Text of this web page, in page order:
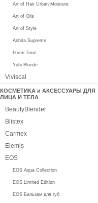
Art of Hair Urban Moisture
Art of Oils
Art of Style
Ashita Supreme
Izumi Tonic
Yūbi Blonde
Viviscal
КОСМЕТИКА и АКСЕССУАРЫ ДЛЯ
ЛИЦА И ТЕЛА
BeautyBlender
Blistex
Carmex
Elemis
EOS
EOS Aqua Collection
EOS Limited Edition
EOS Бальзам для губ